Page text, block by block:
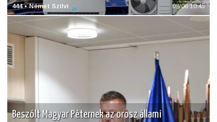
444 • Német Szilvi 08/06 10:45
Beszólt Magyar Péternek az orosz állami